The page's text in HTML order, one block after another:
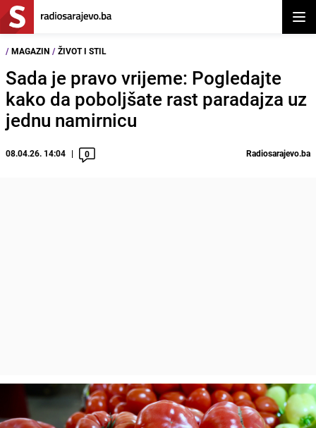
/ MAGAZIN / ŽIVOT I STIL
Sada je pravo vrijeme: Pogledajte
kako da poboljšate rast paradajza uz
jednu namirnicu
08.04.26. 14:04 0 Radiosarajevo.ba